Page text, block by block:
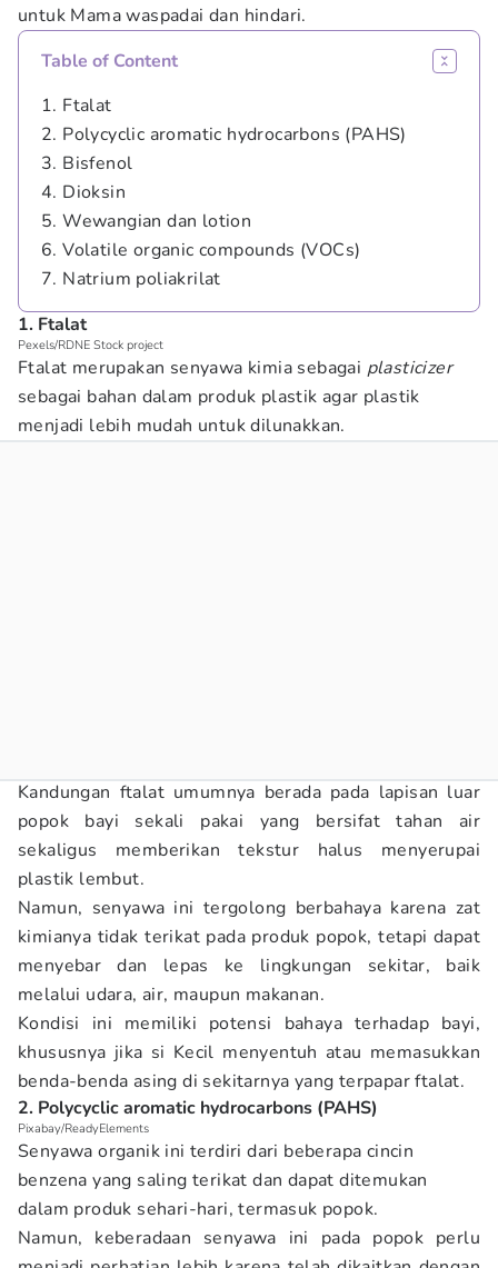
untuk Mama waspadai dan hindari.
Table of Content
1. Ftalat
2. Polycyclic aromatic hydrocarbons (PAHS)
3. Bisfenol
4. Dioksin
5. Wewangian dan lotion
6. Volatile organic compounds (VOCs)
7. Natrium poliakrilat
1. Ftalat
Pexels/RDNE Stock project
Ftalat merupakan senyawa kimia sebagai plasticizer
sebagai bahan dalam produk plastik agar plastik
menjadi lebih mudah untuk dilunakkan.
Kandungan ftalat umumnya berada pada lapisan luar
popok bayi sekali pakai yang bersifat tahan air
sekaligus memberikan tekstur halus menyerupai
plastik lembut.
Namun, senyawa ini tergolong berbahaya karena zat
kimianya tidak terikat pada produk popok, tetapi dapat
menyebar dan lepas ke lingkungan sekitar, baik
melalui udara, air, maupun makanan.
Kondisi ini memiliki potensi bahaya terhadap bayi,
khususnya jika si Kecil menyentuh atau memasukkan
benda-benda asing di sekitarnya yang terpapar ftalat.
2. Polycyclic aromatic hydrocarbons (PAHS)
Pixabay/ReadyElements
Senyawa organik ini terdiri dari beberapa cincin
benzena yang saling terikat dan dapat ditemukan
dalam produk sehari-hari, termasuk popok.
Namun, keberadaan senyawa ini pada popok perlu